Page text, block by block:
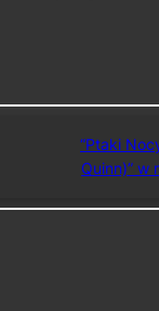
“Ptaki
Quinn)” w